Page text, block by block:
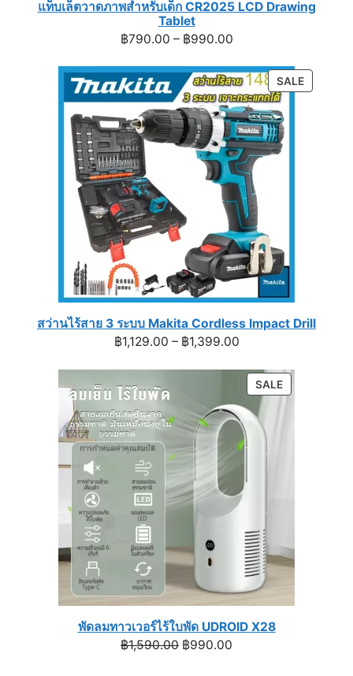
แท็บเล็ตวาดภาพสำหรับเด็ก CR2025 LCD Drawing
Tablet
฿790.00 – ฿990.00Price
฿790.00
through
฿990.00
SALE
ON
สว่านไร้สาย 3 ระบบ Makita Cordless Impact Drill
฿1,129.00 – ฿1,399.00Price
฿1,129.00
through
฿1,399.00
SALEPRODUCT
ON
พัดลมทาวเวอร์ไร้ใบพัด UDROID X28
฿1,590.00 Original
฿990.00